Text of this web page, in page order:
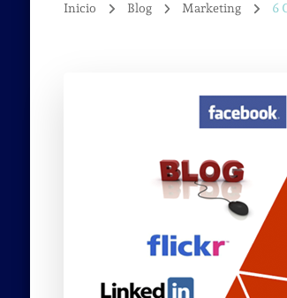
Inicio Blog Marketing 6